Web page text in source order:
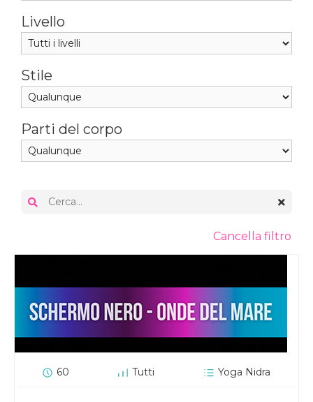
Cancella filtro
Livello
Stile
Parti del corpo
60 Tutti Yoga Nidra